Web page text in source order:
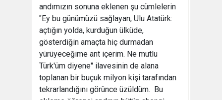
andımızın sonuna eklenen şu cümlelerin
"Ey bu günümüzü sağlayan, Ulu Atatürk:
açtığın yolda, kurduğun ülküde,
gösterdiğin amaçta hiç durmadan
yürüyeceğime ant içerim. Ne mutlu
Türk'üm diyene" ilavesinin de alana
toplanan bir buçuk milyon kişi tarafından
tekrarlandığını görünce üzüldüm. Bu